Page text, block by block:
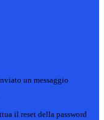
un messaggio
il reset della password